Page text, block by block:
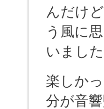
んだけ
う風に
いました
楽しか
分が音